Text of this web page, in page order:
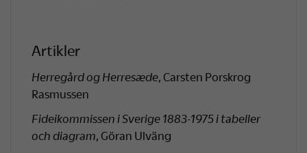
Artikler
Herregård og Herresæde , Carsten Porskrog
Rasmussen
Fideikommissen i Sverige 1883-1975 i tabeller
och diagram, Göran Ulväng